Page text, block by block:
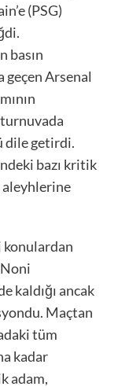
(PSG)
basın
geçen Arsenal
dile getirdi.
bazı kritik
aleyhlerine
konulardan
kaldığı ancak
Maçtan
tüm
kadar
adam,